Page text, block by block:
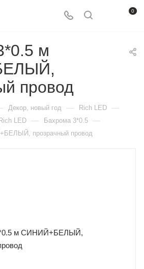
0
м
провод
Декор, новый год — Rich LED —
LED — Бахрома 3*0.5 —
прозрачный провод